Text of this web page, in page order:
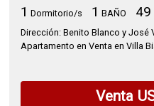
1 Dormitorio/s 1 BAÑO 49
Dirección: Benito Blanco y José
Apartamento en Venta en Villa
Venta